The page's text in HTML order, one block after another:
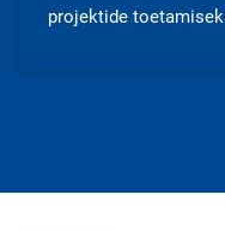
projektide